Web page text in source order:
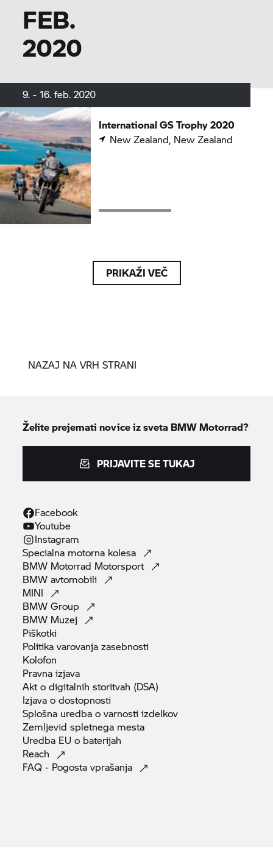
FEB.
2020
9. - 16. feb. 2020
InternationalGS Trophy2020
New Zealand, New Zealand
PRIKAŽI VEČ
NAZAJ NA VRH STRANI
Želite prejemati novice iz sveta BMW Motorrad?
PRIJAVITE SE TUKAJ
Facebook
Youtube
Instagram
Specialna motorna kolesa
BMW Motorrad Motorsport
BMWavtomobili
MINI
BMWGroup
BMW Muzej
Piškotki
Politika varovanjazasebnosti
Kolofon
Pravnaizjava
Akt o digitalnih storitvah (DSA)
Izjava odostopnosti
Splošna uredba o varnostiizdelkov
Zemljevid spletnega mesta
Uredba EU o baterijah
Reach
FAQ - Pogostavprašanja